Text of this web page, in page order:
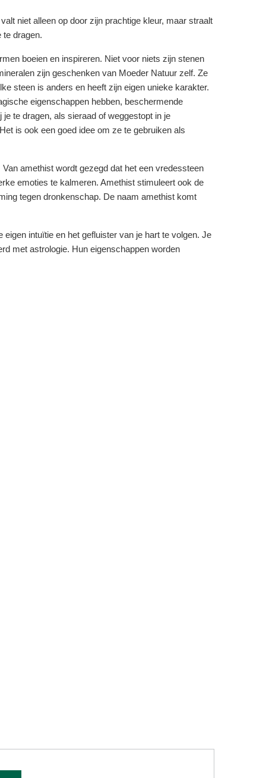
niet alleen op door zijn prachtige kleur, maar straalt
te dragen.
boeien en inspireren. Niet voor niets zijn stenen
zijn geschenken van Moeder Natuur zelf. Ze
steen is anders en heeft zijn eigen unieke karakter.
eigenschappen hebben, beschermende
te dragen, als sieraad of weggestopt in je
is ook een goed idee om ze te gebruiken als
amethist wordt gezegd dat het een vredessteen
emoties te kalmeren. Amethist stimuleert ook de
tegen dronkenschap. De naam amethist komt
intuïtie en het gefluister van je hart te volgen. Je
met astrologie. Hun eigenschappen worden